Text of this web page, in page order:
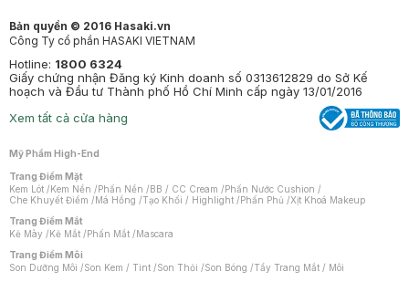
Bản quyền © 2016 Hasaki.vn
Công Ty cổ phần HASAKI VIETNAM
Hotline: 1800 6324
Giấy chứng nhận Đăng ký Kinh doanh số 0313612829 do Sở Kế
hoạch và Đầu tư Thành phố Hồ Chí Minh cấp ngày 13/01/2016
Xem tất cả cửa hàng
Mỹ Phẩm High-End
Trang Điểm Mặt
Kem Lót /Kem Nền /Phấn Nền /BB / CC Cream /Phấn Nước Cushion /
Che Khuyết Điểm /Má Hồng /Tạo Khối / Highlight /Phấn Phủ /Xịt Khoá Makeup
Trang Điểm Mắt
Kẻ Mày /Kẻ Mắt /Phấn Mắt /Mascara
Trang Điểm Môi
Son Dưỡng Môi /Son Kem / Tint /Son Thỏi /Son Bóng /Tẩy Trang Mắt / Môi